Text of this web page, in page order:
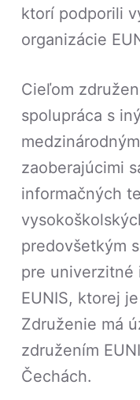
ktorí podporili
organizácie
Cieľom
spolupráca s
zaoberajúcimi
informačných
predovšetkým
pre univerzitné
EUNIS, ktorej
Združenie má
združením
Čechách.